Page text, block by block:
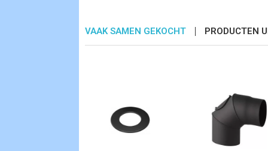
VAAK SAMEN GEKOCHT PRODUCTEN